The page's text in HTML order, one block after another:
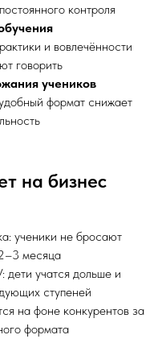
контроля
и вовлечённости
говорить
учеников
формат снижает
на бизнес
ученики не бросают
месяца
дети учатся дольше и
ступеней
на фоне конкурентов за
формата